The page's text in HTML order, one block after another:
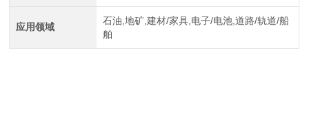
应用领域
石油,地矿,建材/家具,电子/电池,道路/轨道/船
舶